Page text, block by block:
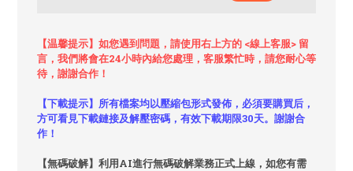
【温馨提示】如您遇到問題，請使用右上方的 <線上客服> 留
言，我們將會在24小時內給您處理，客服繁忙時，請您耐心等
待，謝謝合作！
【下載提示】所有檔案均以壓縮包形式發佈，必須要購買后，
方可看見下載鏈接及解壓密碼，有效下載期限30天。謝謝合
作！
【無碼破解】利用AI進行無碼破解業務正式上線，如您有需